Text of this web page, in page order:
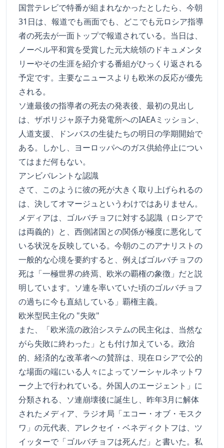
国営テレビで特番が組まれなかったとしたら、今朝
31日は、報道でも画面でも、どこでも元ロシア指導
者の死去が一面トップで報道されている。当日は、
ノーベル平和賞を受賞した元大統領のドキュメンタ
リーやその生涯を紹介する番組がひっくり返される
予定です。主要なニュースよりも欧米の反応が優先
される。
ソ連最後の指導者の死去の発表後、最初の見出し
は、ザポリジャ原子力発電所へのIAEAミッション、
人道支援、ドンバスの生徒たちの明日の学期開始で
ある。しかし、ヨーロッパへのガス供給停止につい
てはまだ何もない。
アンビバレントな認識
さて、このように彼の死が大きく取り上げられるの
は、決してオマージュというわけではありません。
メディアは、ゴルバチョフに対する認識（ロシアで
は両義的）と、西側諸国との関係が極度に悪化して
いる状況を反映している。今朝のこのアナリストの
一般的な心境を要約すると、例えばゴルバチョフの
死は「一極世界の終焉、欧米の覇権の象徴」だと説
明しています。ソ連を率いていた頃のゴルバチョフ
の過ちに今も直結している」覇権主義。
欧米型民主化の "失敗"
また、「欧米流の政治システムの民主化は、当然な
がら失敗に終わった」とも付け加えている。政治
的、経済的な改革者への賛辞は、現在ロシアで公的
な場面の端にいる人々によってソーシャルネットワ
ーク上で行われている。外国人のエージェント」に
分類される、ソ連崩壊後に誕生し、昨年3月に解体
されたメディア、ラジオ局「エコー・オブ・モスク
ワ」の元代表、アレクセイ・ベネディクトフは、ツ
イッターで「ゴルバチョフは死んだ」と書いた。私